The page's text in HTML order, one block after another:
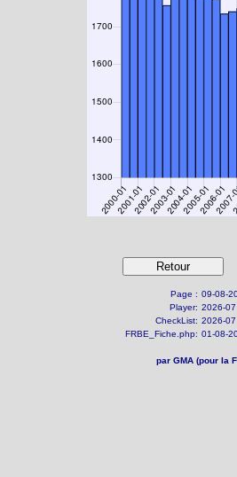
Page : 09-08-
Player: 2026-07
CheckList: 2026-07
FRBE_Fiche.php: 01-08-
par GMA (pour la